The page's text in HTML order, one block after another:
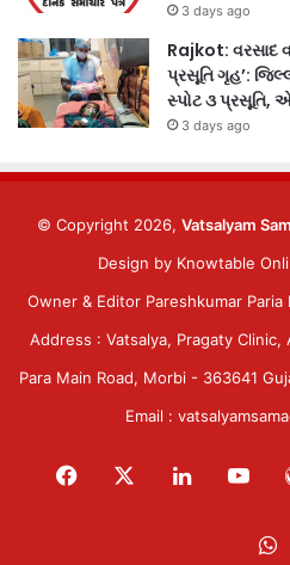
3 days ago
Rajkot: વરસાદ
પ્રસૂતિ ગૃહ’:
સ્પોટ ૩ પ્રસૂતિ,
3 days ago
© Copyright 2026, Vatsalyam
Design by Knowtable
Owner & Editor Pareshkumar
Address : Vatsalya, Pragaty Clinic,
Para Main Road, Morbi - 363641
Email :
Facebook LinkedIn